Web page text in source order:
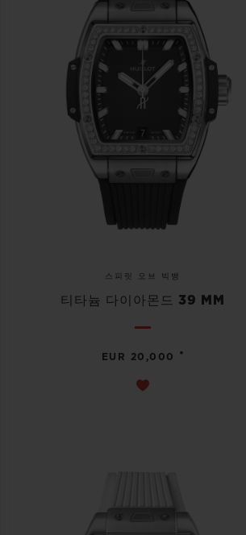
스피릿 오브 빅뱅
티타늄 다이아몬드 39 MM
EUR 20,000 •